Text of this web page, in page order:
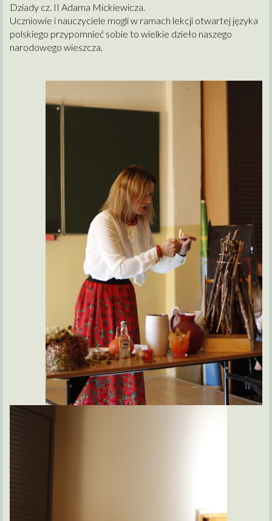
Dziady cz. II Adama Mickiewicza.
Uczniowie i nauczyciele mogli w ramach lekcji otwartej języka
polskiego przypomnieć sobie to wielkie dzieło naszego
narodowego wieszcza.